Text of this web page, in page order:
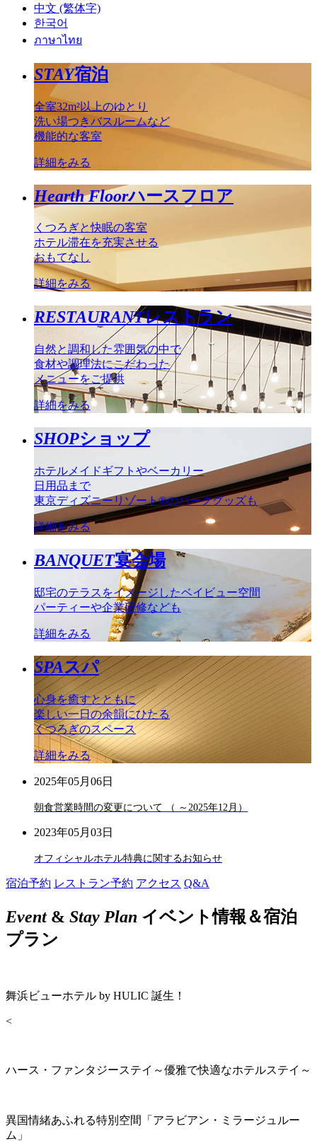
中文 (繁体字)
한국어
ภาษาไทย
STAY宿泊
全室32m²以上のゆとり
洗い場つきバスルームなど
機能的な客室
詳細をみる
Hearth Floorハースフロア
くつろぎと快眠の客室
ホテル滞在を充実させる
おもてなし
詳細をみる
RESTAURANTレストラン
自然と調和した雰囲気の中で
食材や調理法にこだわった
メニューをご提供
詳細をみる
SHOPショップ
ホテルメイドギフトやベーカリー
日用品まで
東京ディズニーリゾート®のパークグッズも
詳細をみる
BANQUET宴会場
邸宅のテラスをイメージしたベイビュー空間
パーティーや企業研修なども
詳細をみる
SPAスパ
心身を癒すとともに
楽しい一日の余韻にひたる
くつろぎのスペース
詳細をみる
2025年05月06日
朝食営業時間の変更について （ ～2025年12月）
2023年05月03日
オフィシャルホテル特典に関するお知らせ
宿泊予約 レストラン予約 アクセス Q&A
Event& Stay Plan イベント情報＆宿泊
プラン
舞浜ビューホテル by HULIC 誕生！
<
ハース・ファンタジーステイ～優雅で快適なホテルステイ～
異国情緒あふれる特別空間「アラビアン・ミラージュルー
ム」